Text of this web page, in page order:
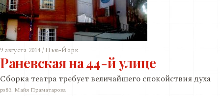
9 августа 2014 / Нью-Йорк
Раневская на 44-й улице
Сборка театра требует величайшего спокойствия духа
ps83. Майя Праматарова